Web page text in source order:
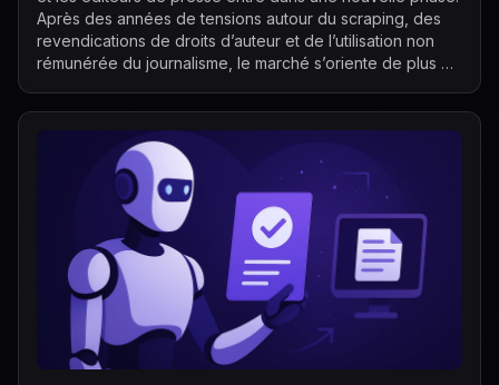
Après des années de tensions autour du scraping, des
revendications de droits d’auteur et de l’utilisation non
rémunérée du journalisme, le marché s’oriente de plus en